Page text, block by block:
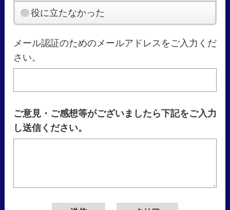
役に立たなかった
メール認証のためのメールアドレスをご入力くだ
さい。
ご意見・ご感想等がございましたら下記をご入力
し送信ください。